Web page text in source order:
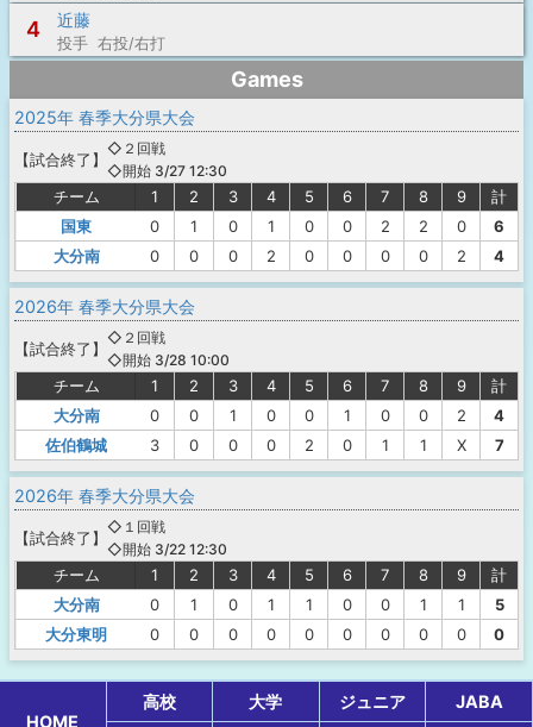
4 近藤
投手 右投/右打
Games
2025年 春季大分県大会
【試合終了 】
◇２回戦
◇開始 3/27 12:30
チーム 1 2 3 4 5 6 7 8 9
計
国東
0 1 0 1 0 0 2 2 0
6
大分南
0 0 0 2 0 0 0 0 2 4
2026年 春季大分県大会
【試合終了 】
◇２回戦
◇開始 3/28 10:00
チーム 1 2 3 4 5 6 7 8 9
計
大分南
0 0 1 0 0 1 0 0 2
4
佐伯鶴城
3 0 0 0 2 0 1 1 X 7
2026年 春季大分県大会
【試合終了 】
◇１回戦
◇開始 3/22 12:30
チーム 1 2 3 4 5 6 7 8 9
計
大分南
0 1 0 1 1 0 0 1 1
5
大分東明
0 0 0 0 0 0 0 0 0 0
HOME
高校 大学 ジュニア JABA